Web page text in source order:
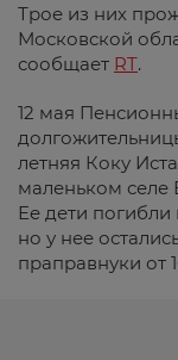
Трое из них
Московской
сообщает RT.
12 мая
летняя Коку
маленьком селе
Ее дети погибли
но у нее
праправнуки от